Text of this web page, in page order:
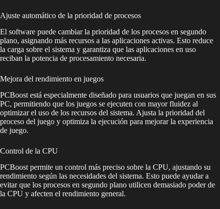
Ajuste automático de la prioridad de procesos
El software puede cambiar la prioridad de los procesos en segundo
plano, asignando más recursos a las aplicaciones activas. Esto reduce
la carga sobre el sistema y garantiza que las aplicaciones en uso
reciban la potencia de procesamiento necesaria.
Mejora del rendimiento en juegos
PCBoost está especialmente diseñado para usuarios que juegan en sus
PC, permitiendo que los juegos se ejecuten con mayor fluidez al
optimizar el uso de los recursos del sistema. Ajusta la prioridad del
proceso del juego y optimiza la ejecución para mejorar la experiencia
de juego.
Control de la CPU
PCBoost permite un control más preciso sobre la CPU, ajustando su
rendimiento según las necesidades del sistema. Esto puede ayudar a
evitar que los procesos en segundo plano utilicen demasiado poder de
la CPU y afecten el rendimiento general.